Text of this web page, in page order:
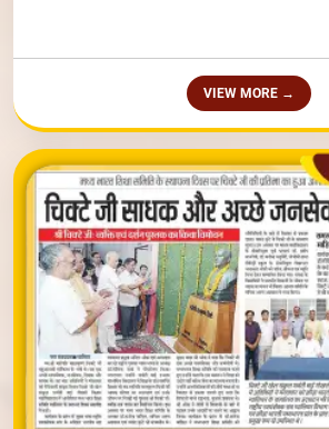
Parvati Vidya Peeth Organize Inter-School
सूचना:अंतर्राष्ट्रीय योग दिवस 21 जून 2026 प्रातः 7 बजे,
मध्यभारत शिक्षा समिति का प्रकल्प ऋषि गालव विश्वविद्यालय
कृष्ण तृतीया सम्वत २०८३ दिनांक 4 मई 2026 सोमवार को
मध्यभारत शिक्षा समिति के खेल क्षेत्र में कार्य करने वाली संस्था
खेलों के प्रशिक्षण हेतु शिक्षको (कोचों)की आवश्यकता है
शिला पूजन यज्ञ हेतु ऑनलाइन पंजीयन प्रारम्‍भ NEW
निविदा सूचना 20 अगस्‍त 2025 NEW
VIEW MORE →